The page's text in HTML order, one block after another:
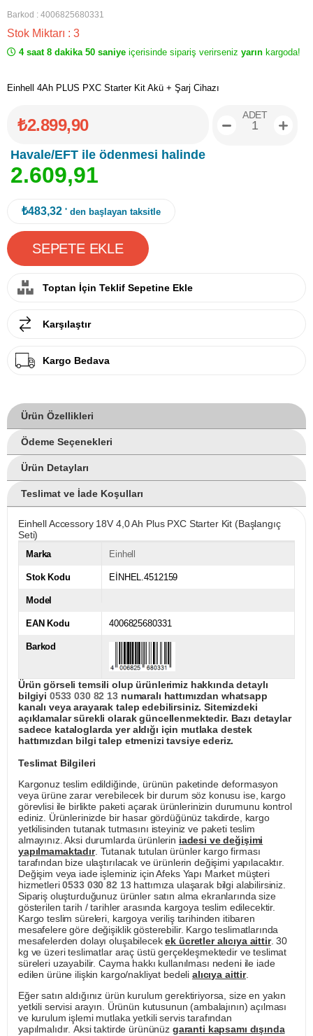
Barkod : 4006825680331
Stok Miktarı : 3
4 saat 8 dakika 50 saniye içerisinde sipariş verirseniz yarın kargoda!
Einhell 4Ah PLUS PXC Starter Kit Akü + Şarj Cihazı
₺2.899,90
Havale/EFT ile ödenmesi halinde
2.609,91
ADET
₺483,32 ' den başlayan taksitle
Toptan İçin Teklif Sepetine Ekle
Karşılaştır
Kargo Bedava
Ürün Özellikleri
Ödeme Seçenekleri
Ürün Detayları
Teslimat ve İade Koşulları
Einhell Accessory 18V 4,0 Ah Plus PXC Starter Kit (Başlangıç
Seti)
Marka Einhell
Stok Kodu EİNHEL.4512159
Model
EAN Kodu 4006825680331
Barkod
Ürün görseli temsili olup ürünlerimiz hakkında detaylı
bilgiyi 0533 030 82 13numaralı hattımızdan whatsapp
kanalı veya arayarak talep edebilirsiniz. Sitemizdeki
açıklamalar sürekli olarak güncellenmektedir. Bazı detaylar
sadece kataloglarda yer aldığı için mutlaka destek
hattımızdan bilgi talep etmenizi tavsiye ederiz.
Teslimat Bilgileri
Kargonuz teslim edildiğinde, ürünün paketinde deformasyon
veya ürüne zarar verebilecek bir durum söz konusu ise, kargo
görevlisi ile birlikte paketi açarak ürünlerinizin durumunu kontrol
ediniz. Ürünlerinizde bir hasar gördüğünüz takdirde, kargo
yetkilisinden tutanak tutmasını isteyiniz ve paketi teslim
almayınız. Aksi durumlarda ürünlerin iadesi ve değişimi
yapılmamaktadır. Tutanak tutulan ürünler kargo firması
tarafından bize ulaştırılacak ve ürünlerin değişimi yapılacaktır.
Değişim veya iade işleminiz için Afeks Yapı Market müşteri
hizmetleri0533 030 82 13hattımıza ulaşarak bilgi alabilirsiniz.
Sipariş oluşturduğunuz ürünler satın alma ekranlarında size
gösterilen tarih / tarihler arasında kargoya teslim edilecektir.
Kargo teslim süreleri, kargoya veriliş tarihinden itibaren
mesafelere göre değişiklik gösterebilir. Kargo teslimatlarında
mesafelerden dolayı oluşabilecekek ücretler alıcıya aittir. 30
kg ve üzeri teslimatlar araç üstü gerçekleşmektedir ve teslimat
süreleri uzayabilir. Cayma hakkı kullanılması nedeni ile iade
edilen ürüne ilişkin kargo/nakliyat bedeli alıcıya aittir.
Eğer satın aldığınız ürün kurulum gerektiriyorsa, size en yakın
yetkili servisi arayın. Ürünün kutusunun (ambalajının) açılması
ve kurulum işlemi mutlaka yetkili servis tarafından
yapılmalıdır. Aksi taktirde ürününüz garanti kapsamı dışında